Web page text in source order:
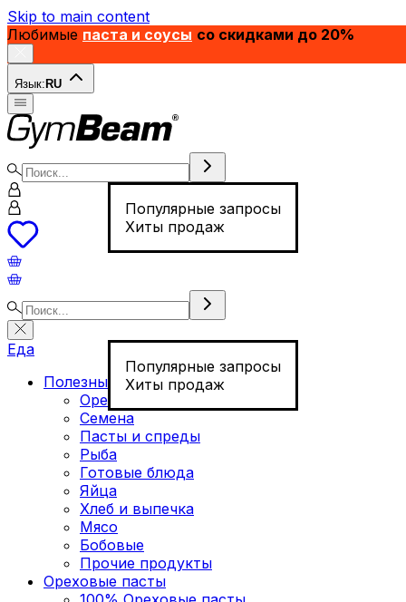
Skip to main content
Любимые паста и соусы со скидками до 20%
Язык: RU
Популярные запросы
Хиты продаж
Популярные запросы
Хиты продаж
Еда
Полезные продукты
Орехи
Семена
Пасты и спреды
Рыба
Готовые блюда
Яйца
Хлеб и выпечка
Мясо
Бобовые
Прочие продукты
Ореховые пасты